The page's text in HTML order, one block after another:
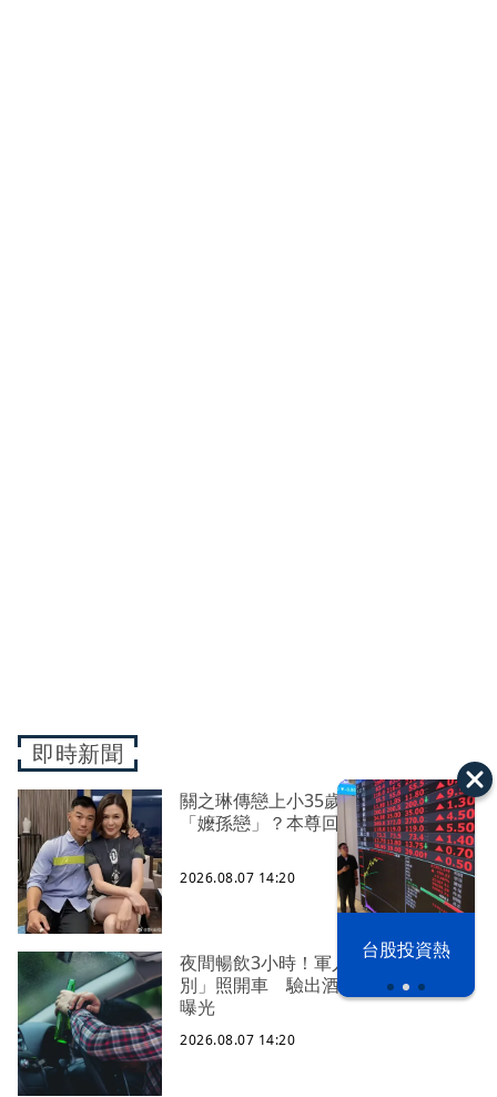
漢光42演習 台股投資熱
即時新聞
關之琳傳戀上小35歲的鮮肉嫩模展開
「嬤孫戀」？本尊回應了
2026.08.07 14:20
夜間暢飲3小時！軍人喝到「瀕死級
別」照開車 驗出酒測值2.2毫克下場
曝光
2026.08.07 14:20